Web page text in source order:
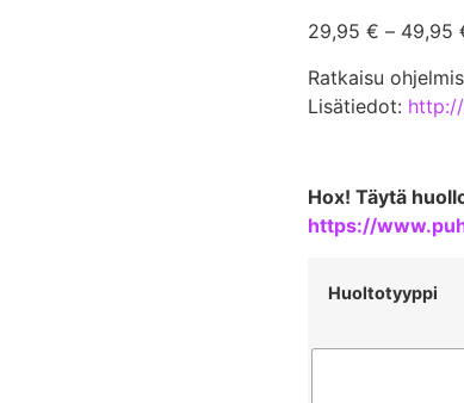
29,95 € – 49,95
Ratkaisu
Lisätiedot:
Hox! Täytä
https://
Huoltotyyppi